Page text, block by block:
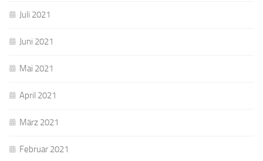
Juli 2021
Juni 2021
Mai 2021
April 2021
März 2021
Februar 2021